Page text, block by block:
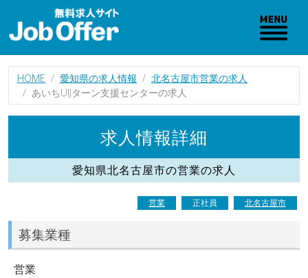
HOME 愛知県の求人情報
北名古屋市営業の求人
あいちUIJターン支援センターの求人
求人情報詳細
愛知県北名古屋市の営業の求人
営業 正社員 北名古屋市
募集業種
営業